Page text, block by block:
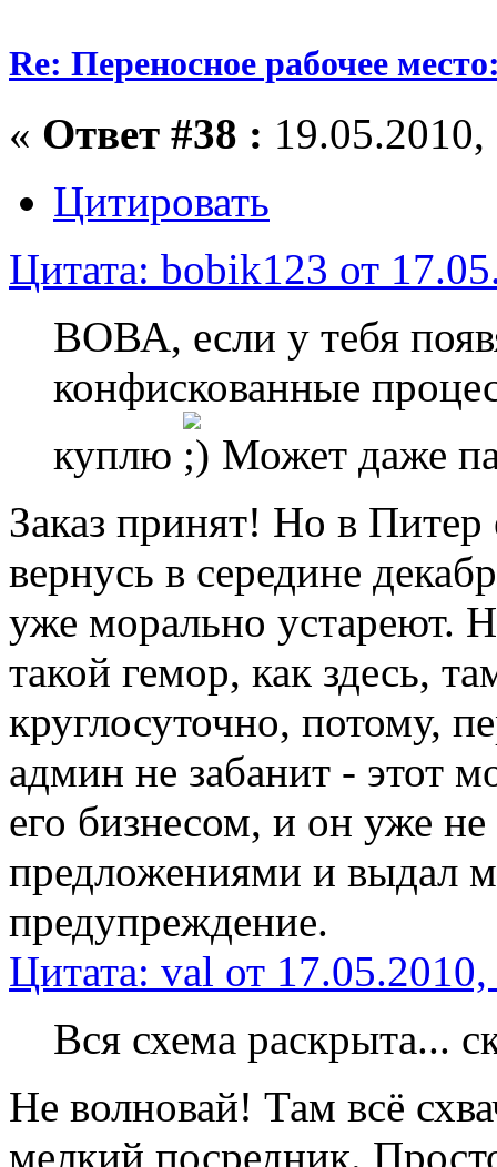
Re: Переносное рабочее
« Ответ #38 :
Цитировать
Цитата: bobik123 от
ВОВА, если у тебя
конфискованные
куплю
Может даже
Заказ принят! Но в Питер
вернусь в середине
уже морально устареют.
такой гемор, как здесь,
круглосуточно, потому,
админ не забанит - этот
его бизнесом, и он уже
предложениями и выдал
предупреждение.
Цитата: val от
Вся схема раскрыта...
Не волновай! Там всё
мелкий посредник.